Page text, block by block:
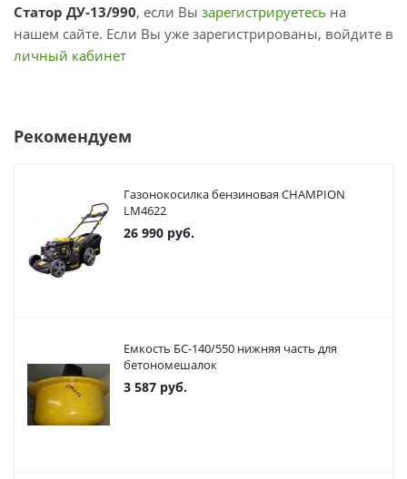
Статор ДУ-13/990, если Вы зарегистрируетесь на
нашем сайте. Если Вы уже зарегистрированы, войдите в
личный кабинет
Рекомендуем
Газонокосилка бензиновая CHAMPION
LM4622
26 990 руб.
Емкость БС-140/550 нижняя часть для
бетономешалок
3 587 руб.